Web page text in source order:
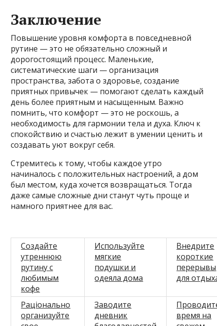
Заключение
Повышение уровня комфорта в повседневной
рутине — это не обязательно сложный и
дорогостоящий процесс. Маленькие,
систематические шаги — организация
пространства, забота о здоровье, создание
приятных привычек — помогают сделать каждый
день более приятным и насыщенным. Важно
помнить, что комфорт — это не роскошь, а
необходимость для гармонии тела и духа. Ключ к
спокойствию и счастью лежит в умении ценить и
создавать уют вокруг себя.
Стремитесь к тому, чтобы каждое утро
начиналось с положительных настроений, а дом
был местом, куда хочется возвращаться. Тогда
даже самые сложные дни станут чуть проще и
намного приятнее для вас.
Создайте
утреннюю
рутину с
любимым
кофе
Используйте
мягкие
подушки и
одеяла дома
Внедрите
короткие
перерывы
для
Раціонально
организуйте
Заводите
дневник
время на